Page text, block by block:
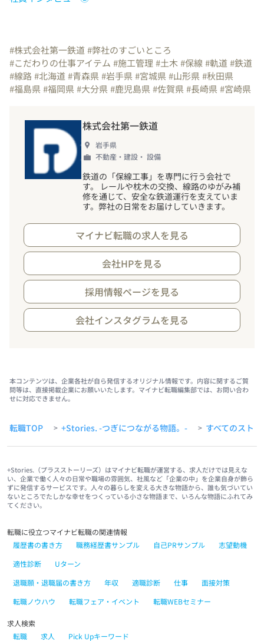
#株式会社第一鉄道 #弊社のすごいところ
#こだわりの仕事アイテム #施工管理 #土木#保線 #軌道 #鉄道
#線路#北海道 #青森県#岩手県#宮城県#山形県#秋田県
#福島県#福岡県#大分県#鹿児島県#佐賀県#長崎県#宮崎県
株式会社第一鉄道
岩手県
不動産・建設・ 設備
鉄道の「保線工事」を専門に行う会社で
す。 レールや枕木の交換、線路のゆがみ補
修を通じて、安全な鉄道運行を支えていま
す。弊社の日常をお届けしていきます。
マイナビ転職の求人を見る
会社HPを見る
採用情報ページを見る
会社インスタグラムを見る
本コンテンツは、企業各社が自ら発信するオリジナル情報です。内容に関するご質
問等は、直接掲載企業にお願いいたします。マイナビ転職編集部では、お問い合わ
せに対応できません。
転職TOP > +Stories. -つぎにつながる物語。- > すべてのスト
+Stories.（プラスストーリーズ）はマイナビ転職が運営する、求人だけでは見えな
い、企業で働く人々の日常や職場の雰囲気、社風など「企業の中」を企業自身が飾ら
ずに発信するサービスです。人々の暮らしを変える大きな物語から、誰も気づいてい
ないところでたしかな幸せをつくっている小さな物語まで、いろんな物語にふれてみ
てください。
転職に役立つマイナビ転職の関連情報
履歴書の書き方
職務経歴書サンプル 自己PRサンプル
志望動機
適性診断
Uターン
退職願・退職届の書き方
年収 適職診断 仕事
面接対策
転職ノウハウ
転職フェア・イベント 転職WEBセミナー
求人検索
転職
求人 Pick Upキーワード